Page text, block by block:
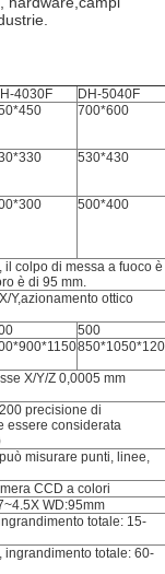
4030F
DH-5040F
700*600
530*430
500*400
il colpo di messa a fuoco è
è di 95 mm.
Y,azionamento ottico
500
X/Y/Z 0,0005 mm
precisione di
essere considerata
misurare punti, linee,
CCD a colori
WD:95mm
totale: 15-
ingrandimento totale: 60-